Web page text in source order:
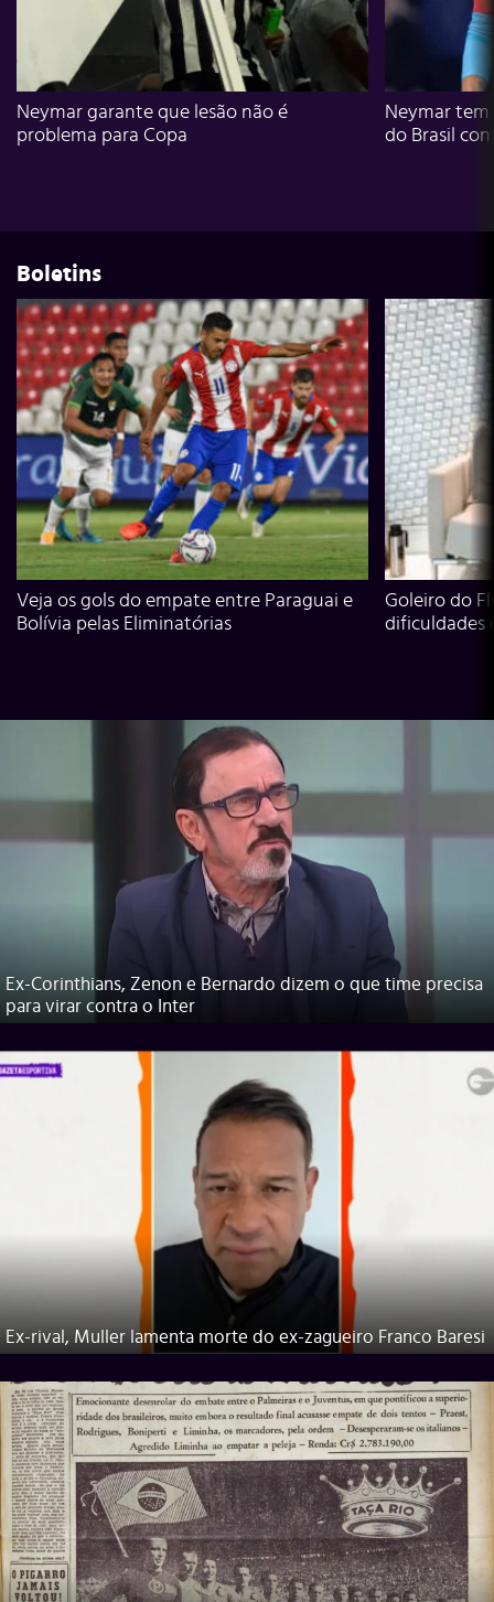
Neymar garante que lesão não é
problema para Copa
Neymar
do Brasil
Boletins
Veja os gols do empate entre Paraguai e
Bolívia pelas Eliminatórias
Goleiro do
dificuldades
Ex-Corinthians, Zenon e Bernardo dizem o que time precisa
para virar contra o Inter
Ex-rival, Muller lamenta morte do ex-zagueiro Franco Baresi